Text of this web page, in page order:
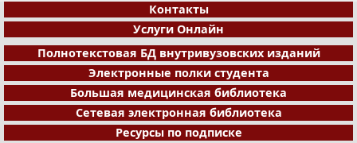
Контакты
Услуги Онлайн
Полнотекстовая БД внутривузовских изданий
Электронные полки студента
Большая медицинская библиотека
Сетевая электронная библиотека
Ресурсы по подписке